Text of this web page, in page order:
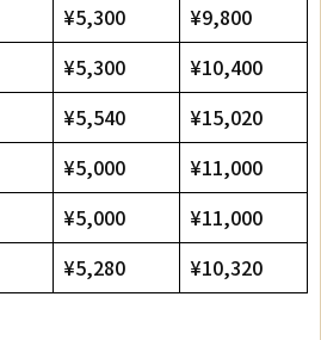
¥5,300
¥9,800
¥5,300
¥10,400
¥5,540
¥15,020
¥5,000
¥11,000
¥5,000
¥11,000
¥5,280
¥10,320